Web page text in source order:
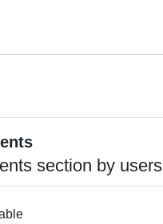
section by users